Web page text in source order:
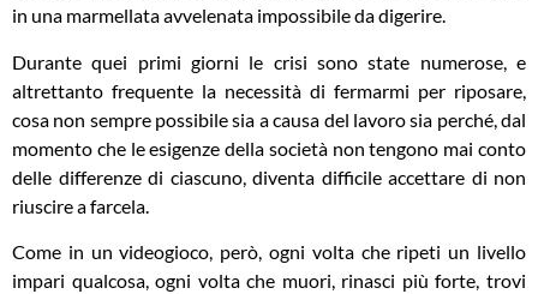
in una marmellata avvelenata impossibile da digerire.
Durante quei primi giorni le crisi sono state numerose, e
altrettanto frequente la necessità di fermarmi per riposare,
cosa non sempre possibile sia a causa del lavoro sia perché, dal
momento che le esigenze della società non tengono mai conto
delle differenze di ciascuno, diventa difficile accettare di non
riuscire a farcela.
Come in un videogioco, però, ogni volta che ripeti un livello
impari qualcosa, ogni volta che muori, rinasci più forte, trovi